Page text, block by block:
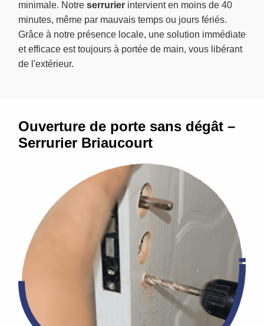
minimale. Notre serrurier intervient en moins de 40
minutes, même par mauvais temps ou jours fériés.
Grâce à notre présence locale, une solution immédiate
et efficace est toujours à portée de main, vous libérant
de l'extérieur.
Ouverture de porte sans dégât –
Serrurier Briaucourt